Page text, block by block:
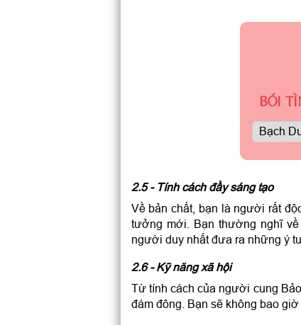
BÓI
2.5 - Tính cách đầy sáng tạo
Về bản chất, bạn là người rất
tưởng mới. Bạn thường nghĩ
người duy nhất đưa ra những ý
2.6 - Kỹ năng xã hội
Từ tính cách của người cung
đám đông. Bạn sẽ không bao